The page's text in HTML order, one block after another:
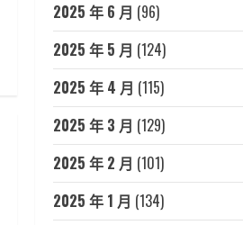
2025 年 6 月 (96)
2025 年 5 月 (124)
2025 年 4 月 (115)
2025 年 3 月 (129)
2025 年 2 月 (101)
2025 年 1 月 (134)